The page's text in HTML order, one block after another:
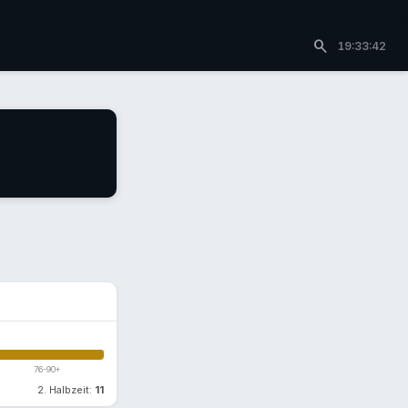
search 19:33:42
76-90+
2. Halbzeit: 11